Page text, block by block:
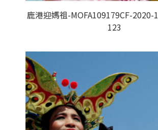
鹿港迎媽祖-MOFA109179CF-2020-
123